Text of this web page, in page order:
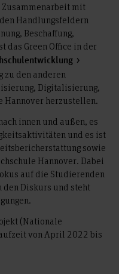
mit
Handlungsfeldern
Beschaffung,
das Green Office in der
zu den anderen
Digitalisierung,
Hannover herzustellen.
innen und außen, es
und es ist
sowie
Hannover. Dabei
auf die Studierenden
Diskurs und steht
(Nationale
von April 2022 bis